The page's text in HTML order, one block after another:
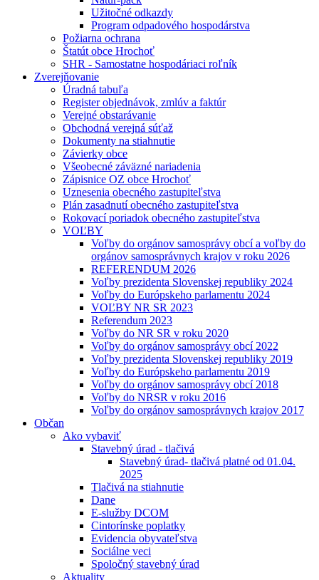
Užitočné odkazdy
Program odpadového hospodárstva
Požiarna ochrana
Štatút obce Hrochoť
SHR - Samostatne hospodáriaci roľník
Zverejňovanie
Úradná tabuľa
Register objednávok, zmlúv a faktúr
Verejné obstarávanie
Obchodná verejná súťaž
Dokumenty na stiahnutie
Závierky obce
Všeobecné záväzné nariadenia
Zápisnice OZ obce Hrochoť
Uznesenia obecného zastupiteľstva
Plán zasadnutí obecného zastupiteľstva
Rokovací poriadok obecného zastupiteľstva
VOĽBY
Voľby do orgánov samosprávy obcí a voľby do
orgánov samosprávnych krajov v roku 2026
REFERENDUM 2026
Voľby prezidenta Slovenskej republiky 2024
Voľby do Európskeho parlamentu 2024
VOĽBY NR SR 2023
Referendum 2023
Voľby do NR SR v roku 2020
Voľby do orgánov samosprávy obcí 2022
Voľby prezidenta Slovenskej republiky 2019
Voľby do Európskeho parlamentu 2019
Voľby do orgánov samosprávy obcí 2018
Voľby do NRSR v roku 2016
Voľby do orgánov samosprávnych krajov 2017
Občan
Ako vybaviť
Stavebný úrad - tlačivá
Stavebný úrad- tlačivá platné od 01.04.
2025
Tlačivá na stiahnutie
Dane
E-služby DCOM
Cintorínske poplatky
Evidencia obyvateľstva
Sociálne veci
Spoločný stavebný úrad
Aktuality